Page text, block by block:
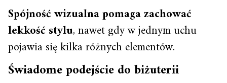
Spójność wizualna pomaga zachować
lekkość stylu, nawet gdy w jednym uchu
pojawia się kilka różnych elementów.
Świadome podejście do biżuterii